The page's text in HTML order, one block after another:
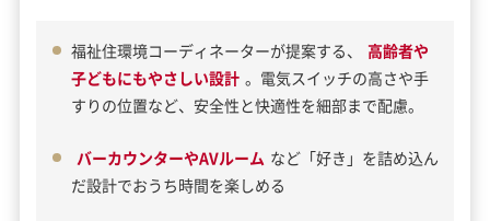
福祉住環境コーディネーターが提案する、
高齢者や
子どもにもやさしい設計 。電気スイッチの高さや手
すりの位置など、安全性と快適性を細部まで配慮。
バーカウンターやAVルーム など「好き」を詰め込ん
だ設計でおうち時間を楽しめる